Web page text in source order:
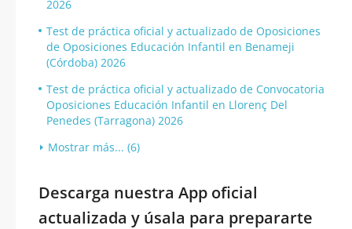
2026
Test de práctica oficial y actualizado de Oposiciones
de Oposiciones Educación Infantil en Benameji
(Córdoba) 2026
Test de práctica oficial y actualizado de Convocatoria
Oposiciones Educación Infantil en Llorenç Del
Penedes (Tarragona) 2026
Mostrar más... (6)
Descarga nuestra App oficial
actualizada y úsala para prepararte